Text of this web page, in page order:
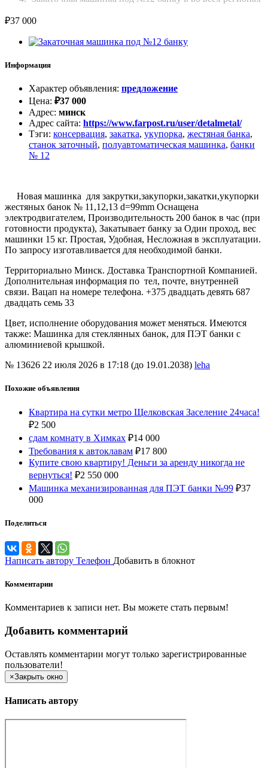
₽37 000
Информация
Характер объявления: предложение
Цена: ₽37 000
Адрес: минск
Адрес сайта: https://www.farpost.ru/user/detalmetal/
Тэги: консервация, закатка, укупорка, жестяная банка,
станок заточный, полуавтоматическая машинка, банки
№ 12
Новая машинка для закрутки,закупорки,закатки,укупорки
жестяных банок № 11,12,13 d=99mm Оснащена
электродвигателем, Производительность 200 банок в час (при
готовности продукта), Закатывает банку за Один проход, вес
машинки 15 кг. Простая, Удобная, Несложная в эксплуатации.
По запросу изготавливается для необходимой банки.
Территориально Минск. Доставка Транспортной Компанией.
Дополнительная информация по тел, почте, внутренней
связи. Вацап на номере телефона. +375 двадцать девять 687
двадцать семь 33
Цвет, исполнение оборудования может меняться. Имеются
также: Машинка для стеклянных банок, для ПЭТ банки с
алюминиевой крышкой.
№ 13626 22 июля 2026 в 17:18 (до 19.01.2038) leha
Похожие объявления
Квартира на сутки метро Щелковская Заселение 24часа!
₽2 500
сдам комнату в Химках ₽14 000
Требования к автоклавам ₽17 800
Купите свою квартиру! Деньги за аренду никогда не
вернуться! ₽2 550 000
Машинка механизированная для ПЭТ банки №99 ₽37
000
Поделиться
Написать автору Телефон Добавить в блокнот
Комментарии
Комментариев к записи нет. Вы можете стать первым!
Добавить комментарий
Оставлять комментарии могут только зарегистрированные
пользователи!
×Закрыть окно
Написать автору